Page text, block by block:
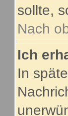
sollte,
Nach
Ich
In